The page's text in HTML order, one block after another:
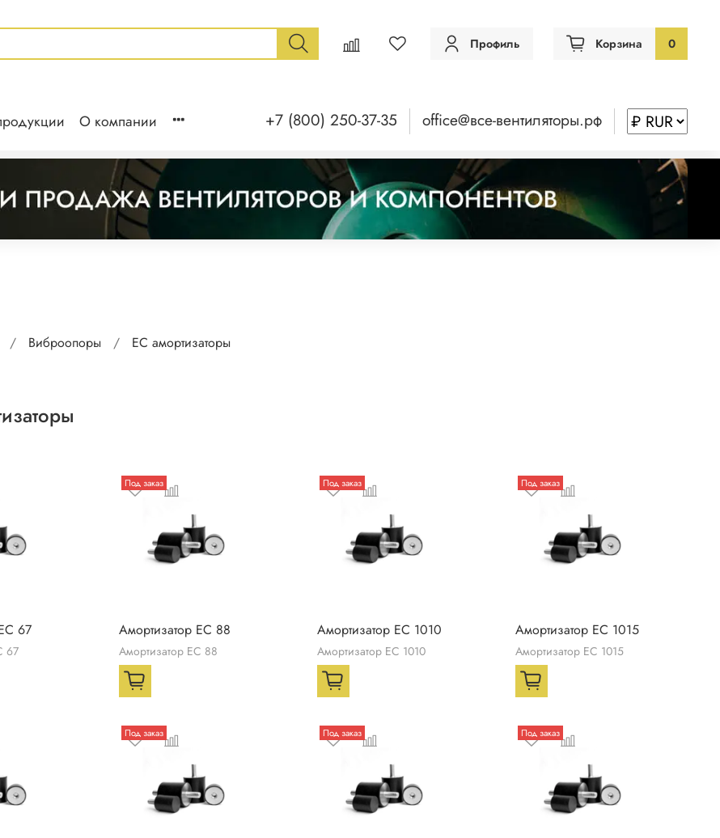
Профиль Корзина 0
О компании +7 (800) 250-37-35 office@все-вентиляторы.рф
Виброопоры ЕС амортизаторы
67
67
Под заказ
Амортизатор ЕС 88
Амортизатор ЕС 88
Под заказ
Амортизатор ЕС 1010
Амортизатор ЕС 1010
Под заказ
Амортизатор ЕС 1015
Амортизатор ЕС 1015
Под заказ Под заказ Под заказ